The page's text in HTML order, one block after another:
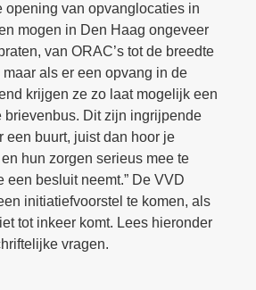
opening van opvanglocaties in
mogen in Den Haag ongeveer
van ORAC’s tot de breedte
als er een opvang in de
krijgen ze zo laat mogelijk een
brievenbus. Dit zijn ingrijpende
een buurt, juist dan hoor je
hun zorgen serieus mee te
een besluit neemt.” De VVD
initiatiefvoorstel te komen, als
tot inkeer komt. Lees hieronder
vragen.